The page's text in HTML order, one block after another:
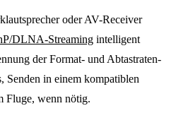
oder AV-Receiver
DLNA-Streaming intelligent
der Format- und Abtastraten-
Senden in einem kompatiblen
Fluge, wenn nötig.